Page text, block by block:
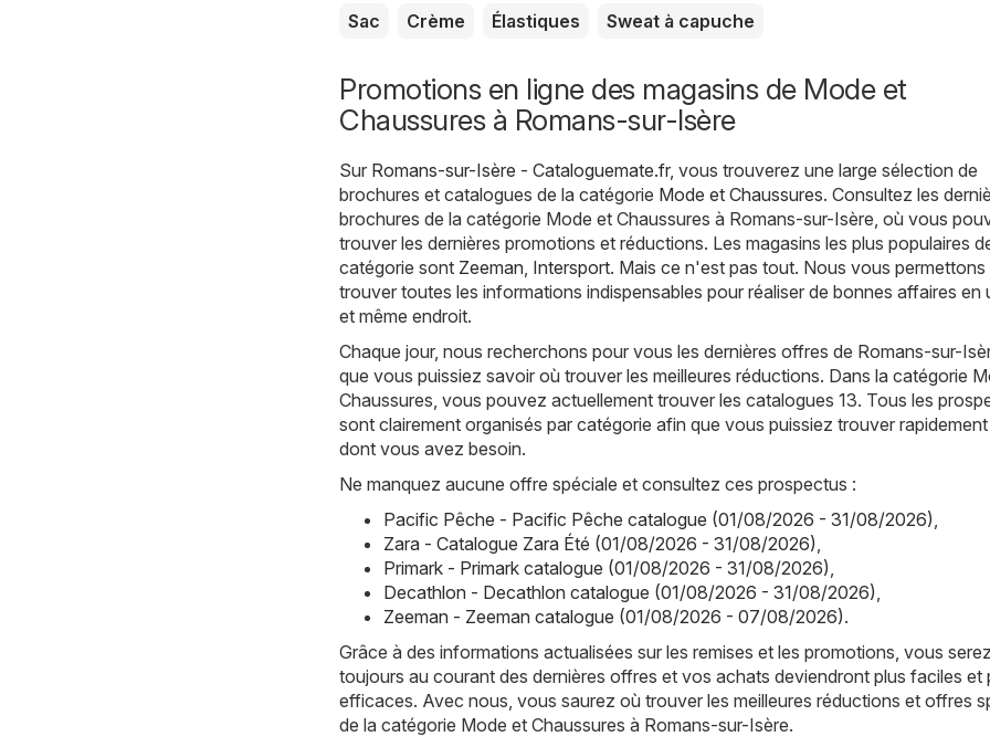
Sac Crème Élastiques Sweat à capuche
Promotions en ligne des magasins de Mode et
Chaussures à Romans-sur-Isère
Sur Romans-sur-Isère - Cataloguemate.fr, vous trouverez une large sélection de
brochures et catalogues de la catégorie Mode et Chaussures. Consultez les
brochures de la catégorie Mode et Chaussures à Romans-sur-Isère, où vous
trouver les dernières promotions et réductions. Les magasins les plus populaires
catégorie sont Zeeman Intersport. Mais ce n'est pas tout. Nous vous permettons
trouver toutes les informations indispensables pour réaliser de bonnes affaires en
et même endroit.
Chaque jour, nous recherchons pour vous les dernières offres de Romans-sur-
que vous puissiez savoir où trouver les meilleures réductions. Dans la catégorie
Chaussures, vous pouvez actuellement trouver les catalogues 13. Tous les
sont clairement organisés par catégorie afin que vous puissiez trouver
dont vous avez besoin.
Ne manquez aucune offre spéciale et consultez ces prospectus :
Pacific Pêche - Pacific Pêche catalogue (01/08/2026 - 31/08/2026)
Zara - Catalogue Zara Été (01/08/2026 - 31/08/2026)
Primark - Primark catalogue (01/08/2026 - 31/08/2026)
Decathlon - Decathlon catalogue (01/08/2026 - 31/08/2026)
Zeeman - Zeeman catalogue (01/08/2026 - 07/08/2026).
Grâce à des informations actualisées sur les remises et les promotions, vous serez
toujours au courant des dernières offres et vos achats deviendront plus faciles et
efficaces. Avec nous, vous saurez où trouver les meilleures réductions et offres
de la catégorie Mode et Chaussures à Romans-sur-Isère.